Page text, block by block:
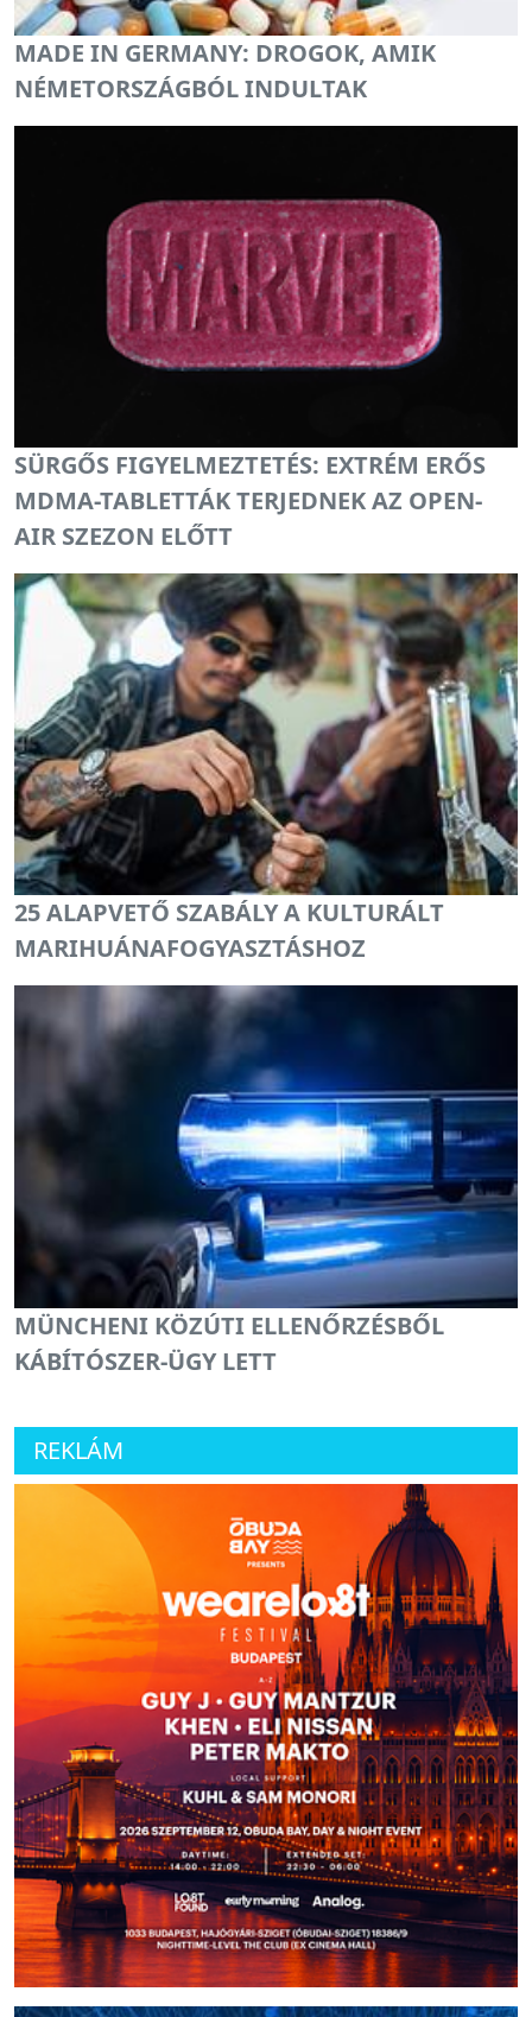
MADE IN GERMANY: DROGOK, AMIK
NÉMETORSZÁGBÓL INDULTAK
SÜRGŐS FIGYELMEZTETÉS: EXTRÉM ERŐS
MDMA-TABLETTÁK TERJEDNEK AZ OPEN-
AIR SZEZON ELŐTT
25 ALAPVETŐ SZABÁLY A KULTURÁLT
MARIHUÁNAFOGYASZTÁSHOZ
MÜNCHENI KÖZÚTI ELLENŐRZÉSBŐL
KÁBÍTÓSZER-ÜGY LETT
REKLÁM